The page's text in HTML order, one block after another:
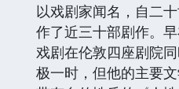
以戏剧家闻名，自二
作了近三十部剧作。
戏剧在伦敦四座剧院
极一时，但他的主要